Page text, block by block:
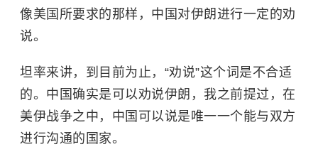
像美国所要求的那样，中国对伊朗进行一定的劝
说。
坦率来讲，到目前为止，“劝说”这个词是不合适
的。中国确实是可以劝说伊朗，我之前提过，在
美伊战争之中，中国可以说是唯一一个能与双方
进行沟通的国家。